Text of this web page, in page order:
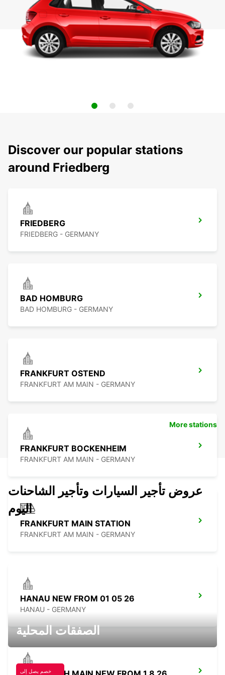
Discover our popular stations
around Friedberg
FRIEDBERG
FRIEDBERG - GERMANY
BAD HOMBURG
BAD HOMBURG - GERMANY
FRANKFURT OSTEND
FRANKFURT AM MAIN - GERMANY
FRANKFURT BOCKENHEIM
FRANKFURT AM MAIN - GERMANY
FRANKFURT MAIN STATION
FRANKFURT AM MAIN - GERMANY
HANAU NEW FROM 01 05 26
HANAU - GERMANY
More stations
عروض تأجير السيارات وتأجير الشاحنات
اليوم
الصفقات المحلية
خصم يصل إلى